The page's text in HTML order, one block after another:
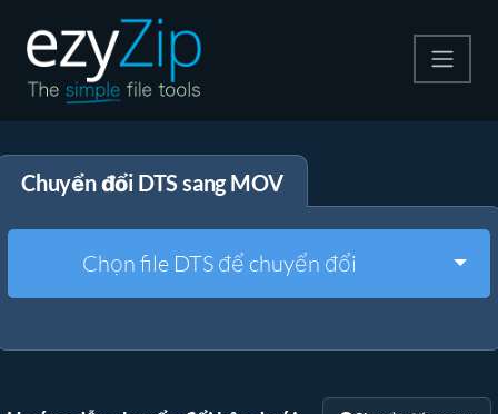
Giải nén
Công cụ khác
Chuyển đổi DTS sang MOV
Chọn file DTS để chuyển đổi